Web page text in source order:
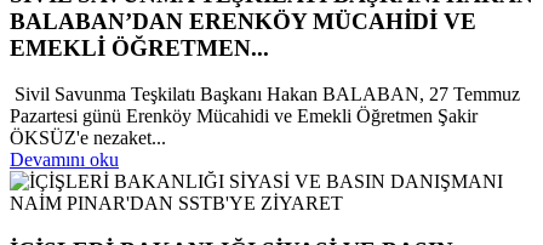
BALABAN’DAN ERENKÖY MÜCAHİDİ VE
EMEKLİ ÖĞRETMEN...
Sivil Savunma Teşkilatı Başkanı Hakan BALABAN, 27 Temmuz
Pazartesi günü Erenköy Mücahidi ve Emekli Öğretmen Şakir
ÖKSÜZ'e nezaket...
Devamını oku